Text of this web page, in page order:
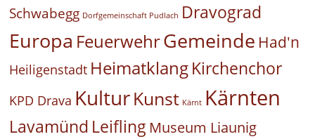
Schwabegg Dorfgemeinschaft Pudlach Dravograd
Europa FeuerwehrGemeinde Had'n
Heiligenstadt HeimatklangKirchenchor
KPD Drava KulturKunst Kärnt Kärnten
Lavamünd Leifling Museum Liaunig